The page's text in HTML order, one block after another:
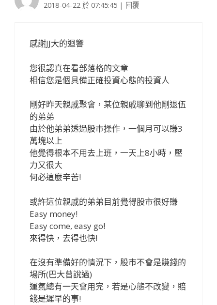
2018-04-22 於 07:45:45 | 回覆
感謝JJ大的迴響
您很認真在看部落格的文章
相信您是個具備正確投資心態的投資人
剛好昨天親戚聚會，某位親戚聊到他剛退伍
的弟弟
由於他弟弟透過股市操作，一個月可以賺3
萬塊以上
他覺得根本不用去上班，一天上8小時，壓
力又很大
何必這麼辛苦!
或許這位親戚的弟弟目前覺得股市很好賺
Easy money!
Easy come, easy go!
來得快，去得也快!
在沒有準備好的情況下，股市不會是賺錢的
場所(巴大曾說過)
運氣總有一天會用完，若是心態不改變，賠
錢是遲早的事!